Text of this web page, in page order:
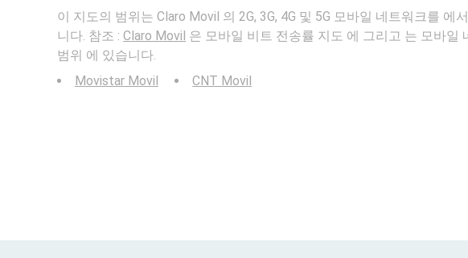
이 지도의 범위는 Claro Movil 의 2G, 3G, 4G 및 5G 모바일 네트워크를 에
니다. 참조 : Claro Movil 은 모바일 비트 전송률 지도 에 그리고 는 모바일
범위 에 있습니다.
Movistar Movil
CNT Movil